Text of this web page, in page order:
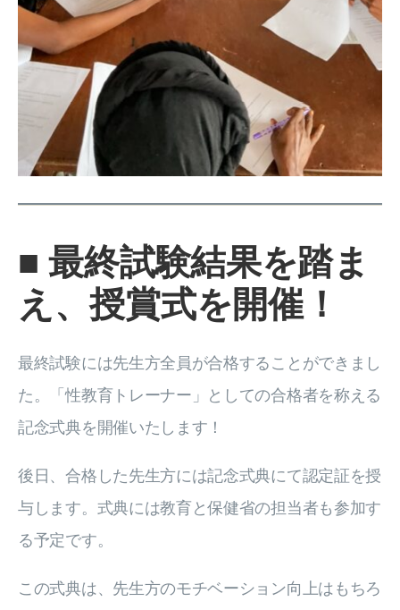
■最終試験結果を踏ま
え、授賞式を開催！
最終試験には先生方全員が合格することができまし
た。「性教育トレーナー」としての合格者を称える
記念式典を開催いたします！
後日、合格した先生方には記念式典にて認定証を授
与します。式典には教育と保健省の担当者も参加す
る予定です。
この式典は、先生方のモチベーション向上はもちろ